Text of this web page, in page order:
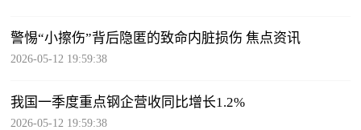
警惕“小擦伤”背后隐匿的致命内脏损伤 焦点资讯
2026-05-12 19:59:38
我国一季度重点钢企营收同比增长1.2%
2026-05-12 19:59:38